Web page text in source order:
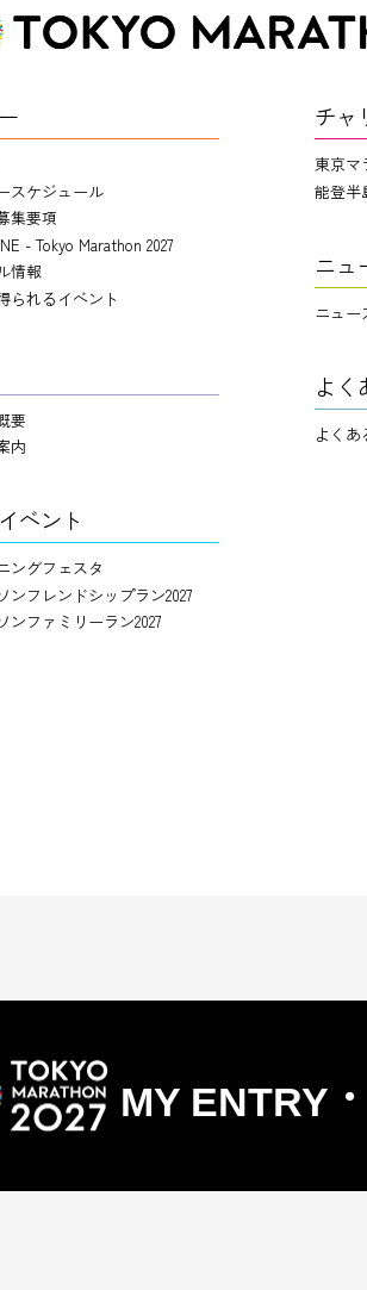
スケジュール
集要項
- Tokyo Marathon 2027
情報
られるイベント
要
内
ベント
ングフェスタ
ンフレンドシップラン2027
ンファミリーラン2027
チャ
東京マ
能登半
ニュ
ニュー
よく
よくあ
MY ENTRY ・